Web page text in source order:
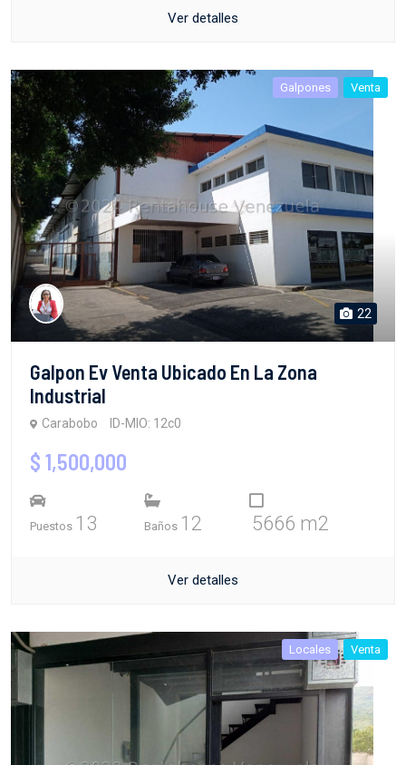
Ver detalles
Galpones Venta
22
Galpon Ev Venta Ubicado En La Zona
Industrial
Carabobo ID-MIO: 12c0
$ 1,500,000
Puestos 13 Baños 12 5666 m2
Ver detalles
Locales Venta